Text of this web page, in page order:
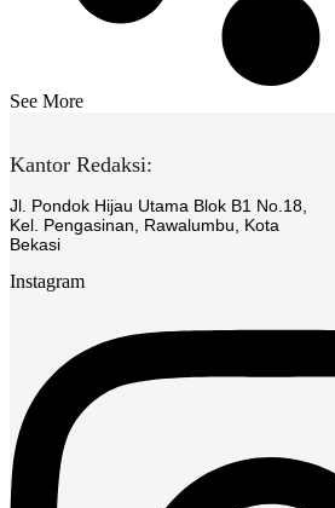
See More
Kantor Redaksi:
Jl. Pondok Hijau Utama Blok B1 No.18,
Kel. Pengasinan, Rawalumbu, Kota
Bekasi
Instagram